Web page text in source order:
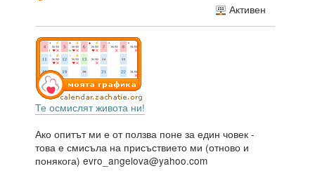
Активен
Те осмислят живота ни!
Ако опитът ми е от ползва поне за един човек -
това е смисъла на присъствието ми (отново и
понякога) evro_angelova@yahoo.com